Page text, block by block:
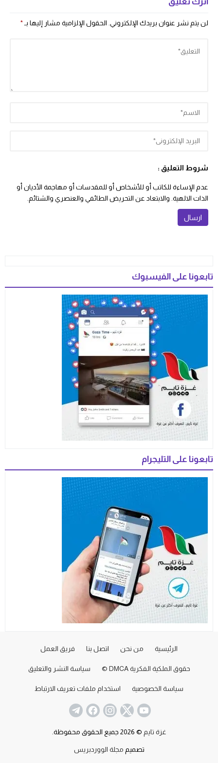
لن يتم نشر عنوان بريدك الإلكتروني. الحقول الإلزامية مشار إليها بـ *
شروط التعليق :
عدم الإساءة للكاتب أو للأشخاص أو للمقدسات أو مهاجمة الأديان أو
الذات الالهية. والابتعاد عن التحريض الطائفي والعنصري والشتائم.
تابعونا على الفيسبوك
تابعونا على التليجرام
الرئيسية من نحن اتصل بنا فريق العمل
حقوق الملكية الفكرية DMCA © سياسة النشر والتعليق
سياسة الخصوصية استخدام ملفات تعريف الارتباط
غزة تايم © 2026 جميع الحقوق محفوظة.
تصميم مجلة الووردبريس